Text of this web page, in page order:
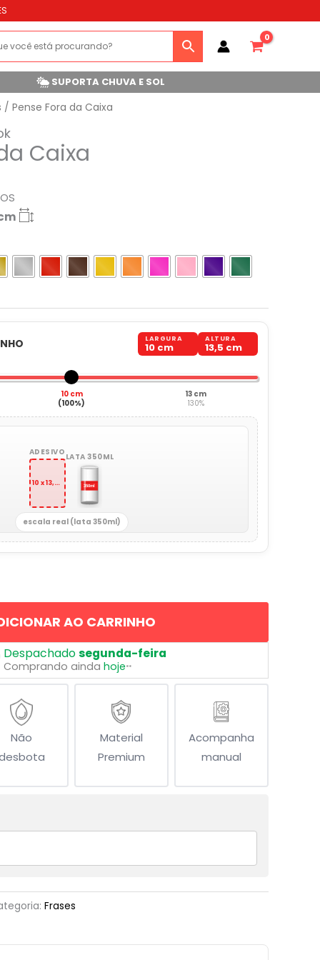
SUPORTA CHUVA E SOL
/ Pense Fora da Caixa
Caixa
LARGURA
10 cm
ALTURA
13,5 cm
10 cm
(100%)
13 cm
130%
ADESIVO
10 x 13,5 cm
LATA 350ML
escala real (lata 350ml)
AO CARRINHO
Despachadosegunda-feira
Comprando ainda hoje**
Não
Material
Premium
Acompanha
manual
Frases